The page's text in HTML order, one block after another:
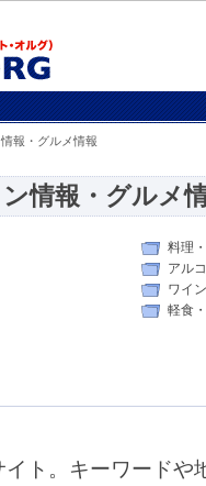
報・グルメ情報
情報・グルメ
料理
アル
ワイン
軽食
イト。キーワード